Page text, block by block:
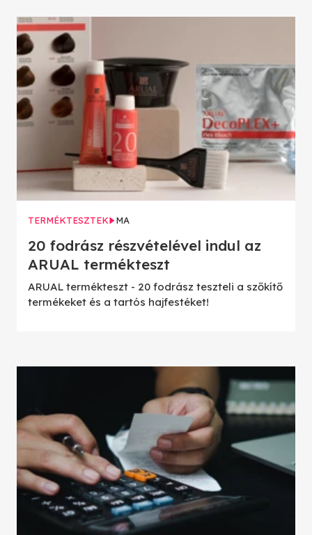
TERMÉKTESZTEK MA
20 fodrász részvételével indul az
ARUAL termékteszt
ARUAL termékteszt - 20 fodrász teszteli a szőkítő
termékeket és a tartós hajfestéket!